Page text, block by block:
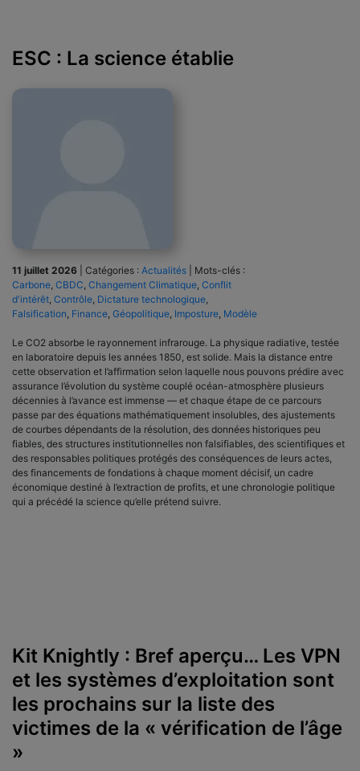
ESC : La science établie
11 juillet 2026 Catégories : Actualités
Mots-clés :
Carbone, CBDC, Changement Climatique, Conflit
d'intérêt, Contrôle, Dictature technologique,
Falsification, Finance, Géopolitique, Imposture, Modèle
Le CO2 absorbe le rayonnement infrarouge. La physique radiative, testée
en laboratoire depuis les années 1850, est solide. Mais la distance entre
cette observation et l’affirmation selon laquelle nous pouvons prédire avec
assurance l’évolution du système couplé océan-atmosphère plusieurs
décennies à l’avance est immense — et chaque étape de ce parcours
passe par des équations mathématiquement insolubles, des ajustements
de courbes dépendants de la résolution, des données historiques peu
fiables, des structures institutionnelles non falsifiables, des scientifiques et
des responsables politiques protégés des conséquences de leurs actes,
des financements de fondations à chaque moment décisif, un cadre
économique destiné à l’extraction de profits, et une chronologie politique
qui a précédé la science qu’elle prétend suivre.
Kit Knightly : Bref aperçu… Les VPN
et les systèmes d’exploitation sont
les prochains sur la liste des
victimes de la « vérification de l’âge
»